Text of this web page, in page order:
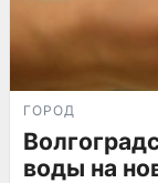
ГОРОД
воды на